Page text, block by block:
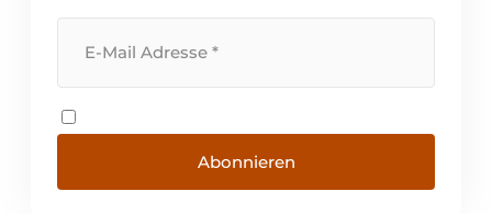
Abonnieren